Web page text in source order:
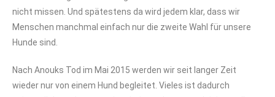
nicht missen. Und spätestens da wird jedem klar, dass wir
Menschen manchmal einfach nur die zweite Wahl für unsere
Hunde sind.
Nach Anouks Tod im Mai 2015 werden wir seit langer Zeit
wieder nur von einem Hund begleitet. Vieles ist dadurch